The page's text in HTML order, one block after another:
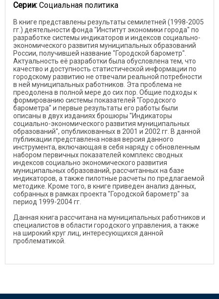
Серии: Социальная политика
В книге представлены результаты семилетней (1998-2005
гг.) деятельности фонда "Институт экономики города" по
разработке системы индикаторов и индексов социально-
экономического развития муниципальных образований
России, получившей название "Городской барометр".
Актуальность её разработки была обусловлена тем, что
качество и доступность статистической информации по
городскому развитию не отвечали реальной потребности
в ней муниципальных работников. Эта проблема не
преодолена в полной мере до сих пор. Общие подходы к
формированию системы показателей "Городского
барометра" и первые результаты его работы были
описаны в двух изданиях брошюры "Индикаторы
социально-экономического развития муниципальных
образований", опубликованных в 2001 и 2002 гг. В данной
публикации представлена новая версия данного
инструмента, включающая в себя наряду с обновленным
набором первичных показателей комплекс сводных
индексов социально экономического развития
муниципальных образований, рассчитанных на базе
индикаторов, а также пилотные расчеты по предлагаемой
методике. Кроме того, в книге приведен анализ данных,
собранных в рамках проекта "Городской барометр" за
период 1999-2004 гг.
Данная книга рассчитана на муниципальных работников и
специалистов в области городского управления, а также
на широкий круг лиц, интересующихся данной
проблематикой.